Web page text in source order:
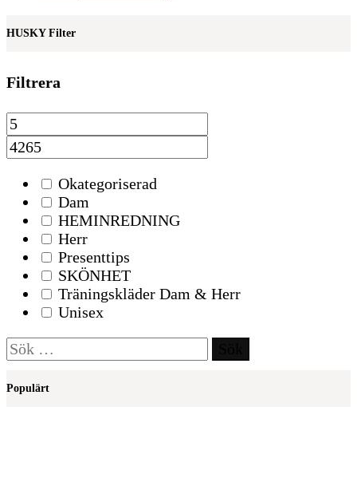
HUSKY Filter
Filtrera
Okategoriserad
Dam
HEMINREDNING
Herr
Presenttips
SKÖNHET
Träningskläder Dam & Herr
Unisex
Sök
efter:
Populärt